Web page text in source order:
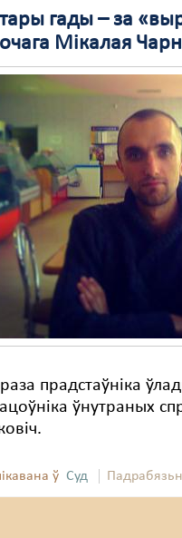
гады – за
Мікалая
прадстаўніка
ўнутраных
ў Суд